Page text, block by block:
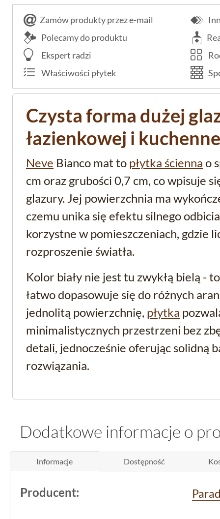
Zamów produkty przez e-mail
Polecamy do produktu
Ekspert radzi
Właściwości płytek
Czysta forma dużej
łazienkowej i
Neve Bianco mat to płytka ścienna o
cm oraz grubości 0,7 cm, co wpisuje
glazury. Jej powierzchnia ma
czemu unika się efektu silnego
korzystne w pomieszczeniach, gdzie
rozproszenie światła.
Kolor biały nie jest tu zwykłą bielą -
łatwo dopasowuje się do różnych
jednolitą powierzchnię, płytka
minimalistycznych przestrzeni bez
detali, jednocześnie oferując solidną
rozwiązania.
Wszechstronne
kuchni i łazience
Parametry techniczne tej glazury
do ścian w
i łazience. Jej
wpisuje się w trendy, ale także jest
łatwe czyszczenie bez nadmiernego
Dodatkowe informacje o
Informacje Dostępność
Producent: